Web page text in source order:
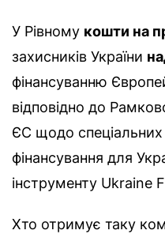
У Рівному кошти на
захисників України
фінансуванню
відповідно до
ЄС щодо спеціальних
фінансування для
інструменту Ukraine
Хто отримує таку